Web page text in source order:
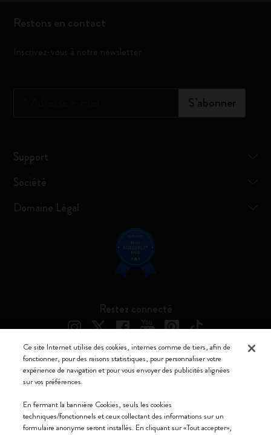
Restons en contact
Inscrivez-vous à notre newsletter
S’abonner
Support
Société
Domaine Légal
Restez connecté
Moleskine ® est une marque enregistrée de Moleskine Srl a socio unico
Italia - P. IVA / CCIAA n. 07234480965 - REA MI 1945400 - Cap.
Soc. €2.181.513,42
Ce site Internet utilise des cookies, internes comme de tiers, afin de
fonctionner, pour des raisons statistiques, pour personnaliser votre
expérience de navigation et pour vous envoyer des publicités alignées
sur vos préférences.
En fermant la bannière Cookies, seuls les cookies
techniques/fonctionnels et ceux collectant des informations sur un
formulaire anonyme seront installés. En cliquant sur «Tout accepter»,